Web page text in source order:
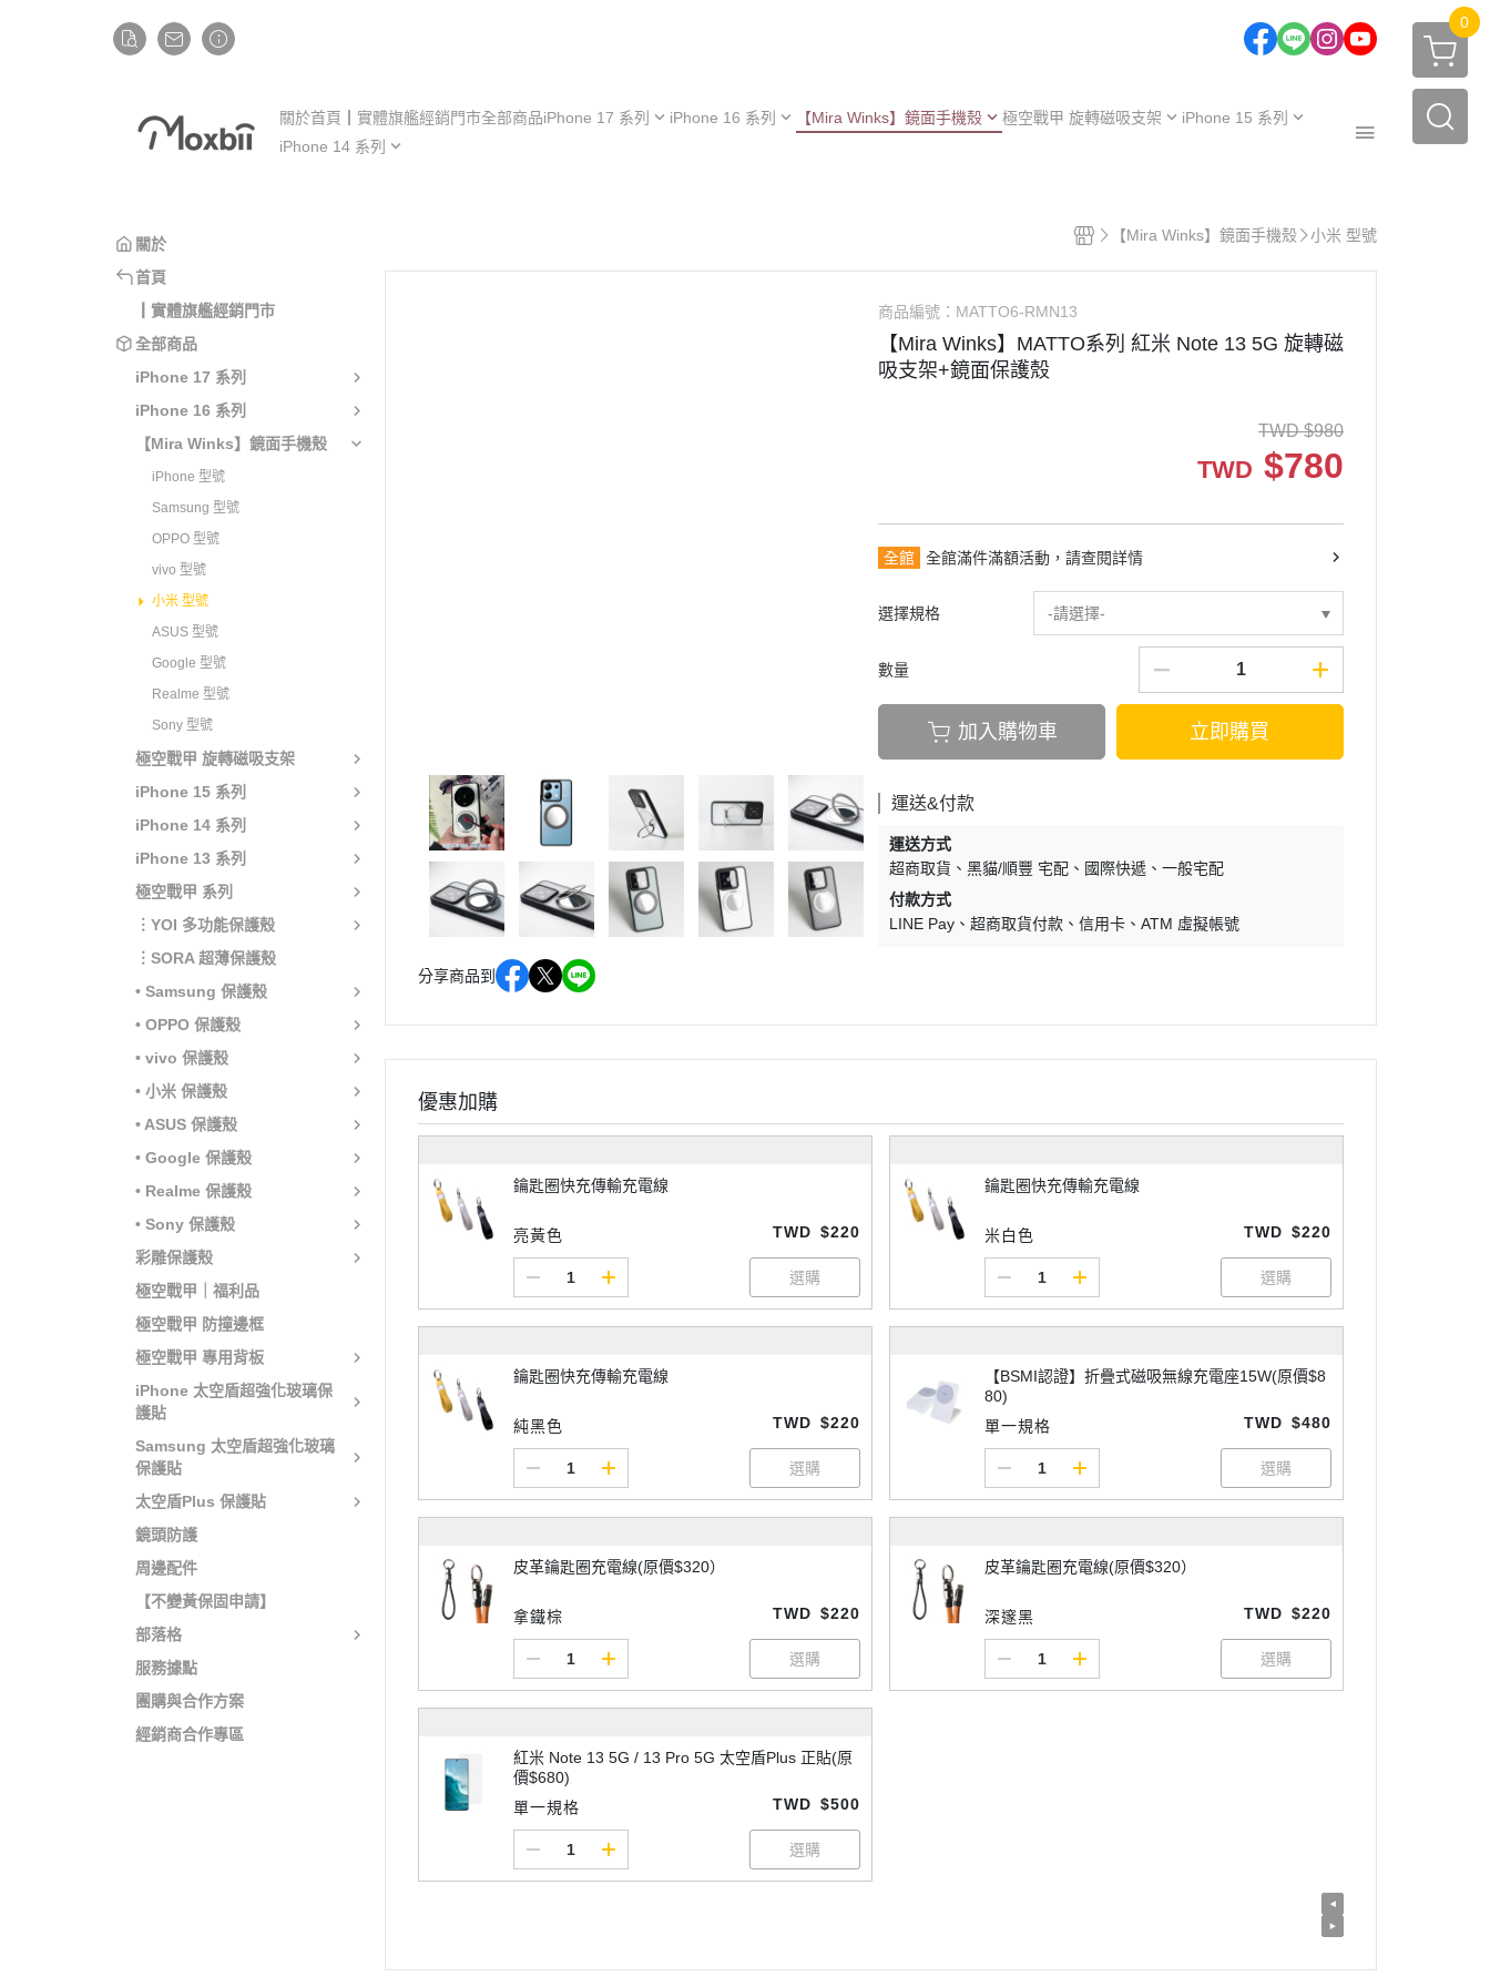
0
關於首頁 ┃實體旗艦經銷門市全部商品iPhone 17 系列 iPhone 16 系列 【Mira Winks】鏡面手機殼 極空戰甲 旋轉磁吸支架 iPhone 15 系列
iPhone 15 Pro
iPhone 14 系列
Android 保護殼
極空戰甲｜福利品
關於
首頁
┃實體旗艦經銷門市
全部商品
iPhone 17 系列
iPhone 16 系列
【Mira Winks】鏡面手機殼
iPhone 型號
Samsung 型號
OPPO 型號
vivo 型號
小米 型號
ASUS 型號
Google 型號
Realme 型號
Sony 型號
極空戰甲 旋轉磁吸支架
iPhone 15 系列
iPhone 14 系列
iPhone 13 系列
極空戰甲 系列
︙YOI 多功能保護殼
︙SORA 超薄保護殼
• Samsung 保護殼
• OPPO 保護殼
• vivo 保護殼
• 小米 保護殼
• ASUS 保護殼
• Google 保護殼
• Realme 保護殼
• Sony 保護殼
彩雕保護殼
極空戰甲｜福利品
極空戰甲 防撞邊框
極空戰甲 專用背板
iPhone 太空盾超強化玻璃保
護貼
Samsung 太空盾超強化玻璃
保護貼
太空盾Plus 保護貼
鏡頭防護
周邊配件
【不變黃保固申請】
部落格
服務據點
團購與合作方案
經銷商合作專區
【Mira Winks】鏡面手機殼 小米 型號
分享商品到
商品編號： MATTO6-RMN13
【Mira Winks】MATTO系列 紅米 Note 13 5G 旋轉磁
吸支架+鏡面保護殼
TWD $980
TWD $780
全館 全館滿件滿額活動，請查閱詳情
選擇規格 -請選擇-
數量
加入購物車 立即購買
運送&付款
運送方式
超商取貨
黑貓/順豐 宅配 國際快遞
一般宅配
付款方式
LINE Pay
超商取貨付款 信用卡 ATM 虛擬帳號
優惠加購
鑰匙圈快充傳輸充電線
亮黃色 TWD $220
鑰匙圈快充傳輸充電線
米白色 TWD $220
鑰匙圈快充傳輸充電線
純黑色 TWD $220
【BSMI認證】折疊式磁吸無線充電座15W(原價$8
80)
單一規格
TWD $480
皮革鑰匙圈充電線(原價$320）
拿鐵棕 TWD $220
皮革鑰匙圈充電線(原價$320）
深邃黑 TWD $220
紅米 Note 13 5G / 13 Pro 5G 太空盾Plus 正貼(原
價$680)
單一規格
TWD $500